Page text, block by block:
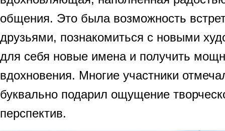
общения. Это была возможность
друзьями, познакомиться с новыми
для себя новые имена и получить
вдохновения. Многие участники
буквально подарил ощущение
перспектив.